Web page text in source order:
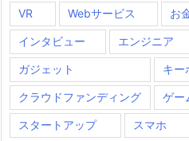
VR
Webサービス お
インタビュー エンジニア
ガジェット キー
クラウドファンディング ゲー
スタートアップ スマホ